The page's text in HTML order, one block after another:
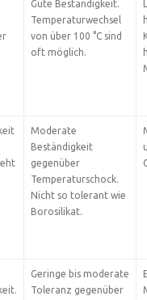
Gute Beständigkeit.
Temperaturwechsel
von über 100 °C sind
oft möglich.
Moderate
Beständigkeit
gegenüber
Temperaturschock.
Nicht so tolerant wie
Borosilikat.
Geringe bis moderate
Toleranz gegenüber